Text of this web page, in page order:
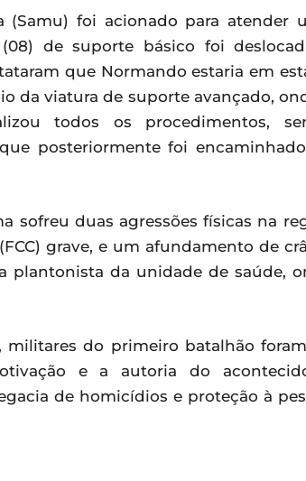
foi acionado para atender
de suporte básico foi
que Normando estaria em
da viatura de suporte avançado,
todos os procedimentos,
posteriormente foi
sofreu duas agressões físicas na
grave, e um afundamento de
plantonista da unidade de saúde,
do primeiro batalhão
e a autoria do
de homicídios e proteção à